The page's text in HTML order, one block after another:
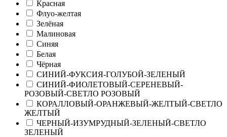
Красная
Флуо-желтая
Зелёная
Малиновая
Синяя
Белая
Чёрная
СИНИЙ-ФУКСИЯ-ГОЛУБОЙ-ЗЕЛЕНЫЙ
СИНИЙ-ФИОЛЕТОВЫЙ-СЕРЕНЕВЫЙ-
РОЗОВЫЙ-СВЕТЛО РОЗОВЫЙ
КОРАЛЛОВЫЙ-ОРАНЖЕВЫЙ-ЖЕЛТЫЙ-СВЕТЛО
ЖЕЛТЫЙ
ЧЕРНЫЙ-ИЗУМРУДНЫЙ-ЗЕЛЕНЫЙ-СВЕТЛО
ЗЕЛЕНЫЙ